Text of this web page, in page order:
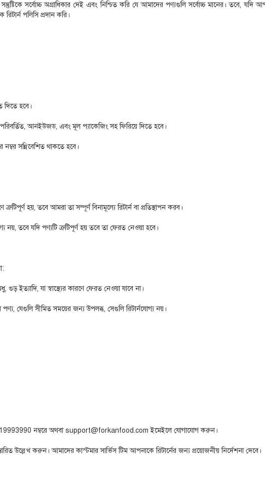
সর্বোচ্চ অগ্রাধিকার দেই এবং নিশ্চিত করি যে আমাদের পণ্যগুলি সর্বোচ্চ মানের। তবে, যদি
পলিসি প্রদান করি।
দিতে হবে।
আনইউজড, এবং মূল প্যাকেজিং সহ ফিরিয়ে দিতে হবে।
সন্নিবেশিত থাকতে হবে।
হয়, তবে আমরা তা সম্পূর্ণ বিনামূল্যে রিটার্ন বা প্রতিস্থাপন করব।
নয়, তবে যদি পণ্যটি ত্রুটিপূর্ণ হয় তবে তা ফেরত নেওয়া হবে।
ইত্যাদি, যা স্বাস্থ্যের কারণে ফেরত নেওয়া যাবে না।
পণ্য, যেগুলি সীমিত সময়ের জন্য উপলব্ধ, সেগুলি রিটার্নযোগ্য নয়।
নম্বরে অথবা support@forkanfood.com ইমেইলে যোগাযোগ করুন।
উল্লেখ করুন। আমাদের কাস্টমার সার্ভিস টিম আপনাকে রিটার্নের জন্য প্রয়োজনীয় নির্দেশনা দেবে।